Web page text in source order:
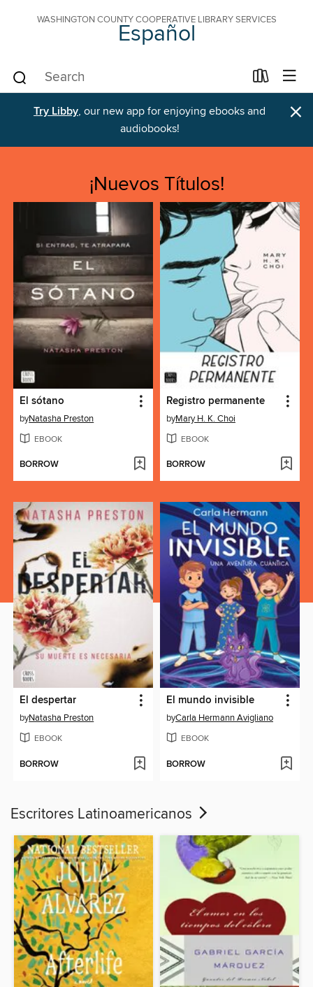
WASHINGTON COUNTY COOPERATIVE LIBRARY SERVICES
Español
Try Libby, our new app for enjoying ebooks and
audiobooks!
×
¡Nuevos Títulos!
El sótano
byNatasha Preston
EBOOK
BORROW
Registro permanente
byMary H. K. Choi
EBOOK
BORROW
El despertar
byNatasha Preston
EBOOK
BORROW
El mundo invisible
byCarla Hermann Avigliano
EBOOK
BORROW
Escritores Latinoamericanos